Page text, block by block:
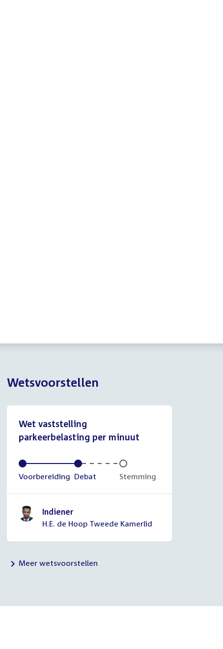
Wetsvoorstellen
Wet vaststelling
parkeerbelasting per minuut
Voltooid:
Voorbereiding Voltooid:
Debat Onvoltooid:
Stemming
Indiener
H.E. de Hoop Tweede Kamerlid
Meer wetsvoorstellen